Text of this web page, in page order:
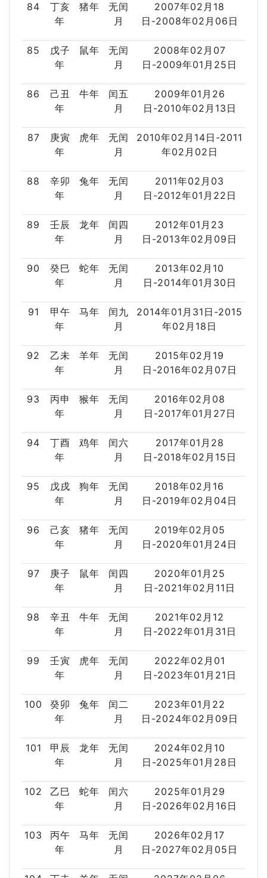
84
丁亥
年
猪年
无闰
月
2007年02月18
日-2008年02月06日
85
戊子
年
鼠年
无闰
月
2008年02月07
日-2009年01月25日
86
己丑
年
牛年
闰五
月
2009年01月26
日-2010年02月13日
87
庚寅
年
虎年
无闰
月
2010年02月14日-2011
年02月02日
88
辛卯
年
兔年
无闰
月
2011年02月03
日-2012年01月22日
89
壬辰
年
龙年
闰四
月
2012年01月23
日-2013年02月09日
90
癸巳
年
蛇年
无闰
月
2013年02月10
日-2014年01月30日
91
甲午
年
马年
闰九
月
2014年01月31日-2015
年02月18日
92
乙未
年
羊年
无闰
月
2015年02月19
日-2016年02月07日
93
丙申
年
猴年
无闰
月
2016年02月08
日-2017年01月27日
94
丁酉
年
鸡年
闰六
月
2017年01月28
日-2018年02月15日
95
戊戌
年
狗年
无闰
月
2018年02月16
日-2019年02月04日
96
己亥
年
猪年
无闰
月
2019年02月05
日-2020年01月24日
97
庚子
年
鼠年
闰四
月
2020年01月25
日-2021年02月11日
98
辛丑
年
牛年
无闰
月
2021年02月12
日-2022年01月31日
99
壬寅
年
虎年
无闰
月
2022年02月01
日-2023年01月21日
100
癸卯
年
兔年
闰二
月
2023年01月22
日-2024年02月09日
101
甲辰
年
龙年
无闰
月
2024年02月10
日-2025年01月28日
102
乙巳
年
蛇年
闰六
月
2025年01月29
日-2026年02月16日
103
丙午
年
马年
无闰
月
2026年02月17
日-2027年02月05日